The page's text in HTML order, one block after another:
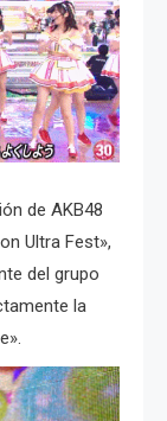
de AKB48
Ultra Fest»,
del grupo
la